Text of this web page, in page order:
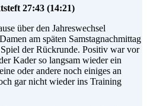
27:43 (14:21)
über den Jahreswechsel
am späten Samstagnachmittag
der Rückrunde. Positiv war vor
Kader so langsam wieder ein
oder andere noch einiges an
gar nicht wieder ins Training